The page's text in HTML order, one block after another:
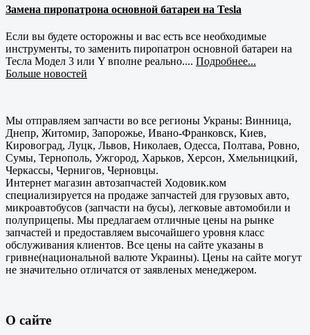
Замена пиропатрона основной батареи на Tesla
Если вы будете осторожны и вас есть все необходимые
инструменты, то заменить пиропатрон основной батареи на
Тесла Модел 3 или Y вполне реально.... Подробнее...
Больше новостей
Мы отправляем запчасти во все регионы Украны: Винница,
Днепр, Житомир, Запорожье, Ивано-Франковск, Киев,
Кировоград, Луцк, Львов, Николаев, Одесса, Полтава, Ровно,
Сумы, Тернополь, Ужгород, Харьков, Херсон, Хмельницкий,
Черкассы, Чернигов, Черновцы.
Интернет магазин автозапчастей Ходовик.ком
специализируется на продаже запчастей для грузовых авто,
микроавтобусов (запчасти на бусы), легковые автомобили и
полуприцепы. Мы предлагаем отличные цены на рынке
запчастей и предоставляем высочайшего уровня класс
обслуживания клиентов. Все цены на сайте указаны в
гривне(национальной валюте Украины). Цены на сайте могут
не значительно отличатся от заявленых менеджером.
О сайте